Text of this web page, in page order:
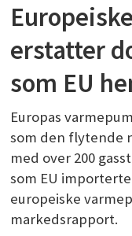
erstatter
som EU
Europas
som den flytende
med over 200
som EU
europeiske
markedsrapport.